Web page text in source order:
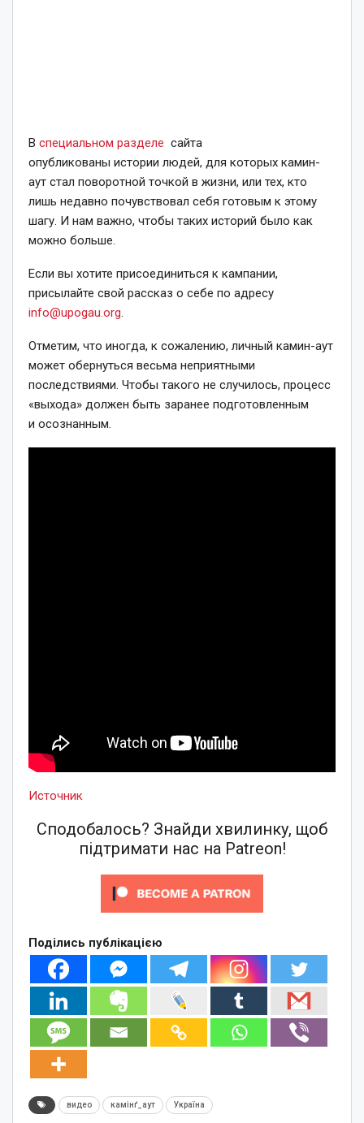
В специальном разделе сайта
опубликованы истории людей, для которых камин-
аут стал поворотной точкой в жизни, или тех, кто
лишь недавно почувствовал себя готовым к этому
шагу. И нам важно, чтобы таких историй было как
можно больше.
Если вы хотите присоединиться к кампании,
присылайте свой рассказ о себе по адресу
info@upogau.org.
Отметим, что иногда, к сожалению, личный камин-аут
может обернуться весьма неприятными
последствиями. Чтобы такого не случилось, процесс
«выхода» должен быть заранее подготовленным
и осознанным.
Источник
Сподобалось? Знайди хвилинку, щоб
підтримати нас на Patreon!
Поділись публікацією
видео камінґ_аут Україна